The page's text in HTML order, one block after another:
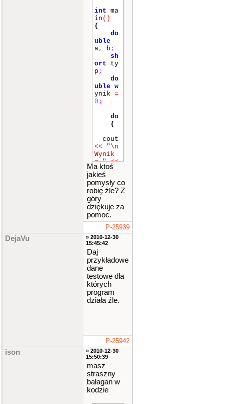
int ma
in ()
{
do
uble
a, b ;
sh
ort ty
p ;
do
uble w
ynik =
0 ;
do
{
cout
<<
"\n
Wynik
= " <<
wynik
<<end
l;
charx
= 'a'
x!=
'c';x
++ )
cout <
< "Pod
aj lic
zbe "
<<x<
(x
==a)
c
in>>
a;
Ma ktoś
jakieś
pomysły co
robię źle? Z
góry
dziękuje za
pomoc.
P-25939
DejaVu
» 2010-12-30
15:45:42
Daj
przykładowe
dane
testowe dla
których
program
działa źle.
P-25942
ison
» 2010-12-30
15:50:39
masz
straszny
bałagan w
kodzie